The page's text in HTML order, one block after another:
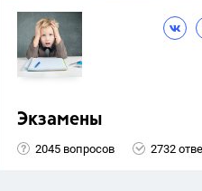
Экзамены
2045 вопросов 2732